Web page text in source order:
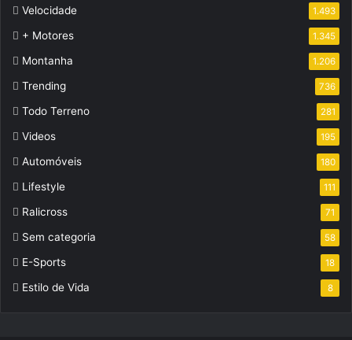
Velocidade 1.493
+ Motores 1.345
Montanha 1.206
Trending 736
Todo Terreno 281
Videos 195
Automóveis 180
Lifestyle 111
Ralicross 71
Sem categoria 58
E-Sports 18
Estilo de Vida 8